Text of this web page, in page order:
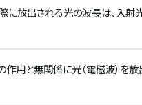
放出される光の波長は、入射
用と無関係に光（電磁波）を